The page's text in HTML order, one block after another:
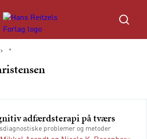
*
adfærdsterapi på tværs
problemer og metoder